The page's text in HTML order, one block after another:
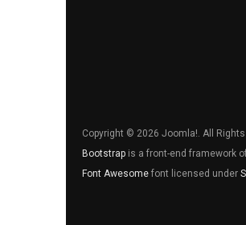
Copyright © 2026 Joomla!. All
Bootstrap is a front-end framework
Font Awesome font licensed under